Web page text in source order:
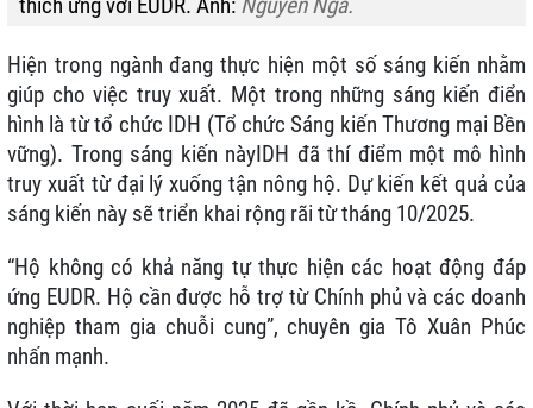
Hiện trong ngành đang thực hiện một số sáng kiến nhằm
giúp cho việc truy xuất. Một trong những sáng kiến điển
hình là từ tổ chức IDH (Tổ chức Sáng kiến Thương mại Bền
vững). Trong sáng kiến nàyIDH đã thí điểm một mô hình
truy xuất từ đại lý xuống tận nông hộ. Dự kiến kết quả của
sáng kiến này sẽ triển khai rộng rãi từ tháng 10/2025.
“Hộ không có khả năng tự thực hiện các hoạt động đáp
ứng EUDR. Hộ cần được hỗ trợ từ Chính phủ và các doanh
nghiệp tham gia chuỗi cung”, chuyên gia Tô Xuân Phúc
nhấn mạnh.